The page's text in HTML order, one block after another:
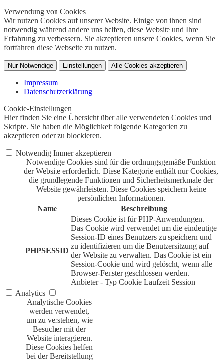
Verwendung von Cookies
Wir nutzen Cookies auf unserer Website. Einige von ihnen sind
notwendig während andere uns helfen, diese Website und Ihre
Erfahrung zu verbessern. Sie akzeptieren unsere Cookies, wenn Sie
fortfahren diese Webseite zu nutzen.
Nur Notwendige Einstellungen Alle Cookies akzeptieren
Impressum
Datenschutzerklärung
Cookie-Einstellungen
Hier finden Sie eine Übersicht über alle verwendeten Cookies und
Skripte. Sie haben die Möglichkeit folgende Kategorien zu
akzeptieren oder zu blockieren.
Notwendig Immer akzeptieren
Notwendige Cookies sind für die ordnungsgemäße Funktion
der Website erforderlich. Diese Kategorie enthält nur Cookies,
die grundlegende Funktionen und Sicherheitsmerkmale der
Website gewährleisten. Diese Cookies speichern keine
persönlichen Informationen.
Name
Beschreibung
PHPSESSID
Dieses Cookie ist für PHP-Anwendungen.
Das Cookie wird verwendet um die eindeutige
Session-ID eines Benutzers zu speichern und
zu identifizieren um die Benutzersitzung auf
der Website zu verwalten. Das Cookie ist ein
Session-Cookie und wird gelöscht, wenn alle
Browser-Fenster geschlossen werden.
Anbieter - Typ Cookie Laufzeit Session
Analytics
Analytische Cookies
werden verwendet,
um zu verstehen, wie
Besucher mit der
Website interagieren.
Diese Cookies helfen
bei der Bereitstellung